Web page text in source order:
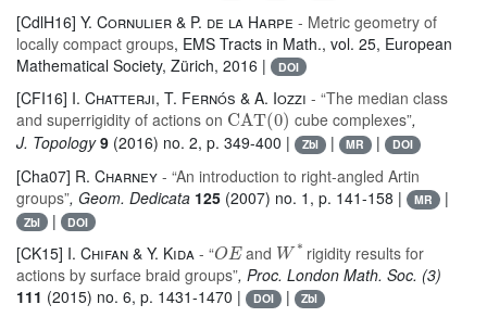
[CdlH16] Y. Cornulier & P. de la Harpe - Metric geometry of
locally compact groups, EMS Tracts in Math., vol. 25, European
Mathematical Society, Zürich, 2016 |
DOI
[CFI16] I. Chatterji, T. Fernós & A. Iozzi - “The median class
and superrigidity of actions on CAT(0) cube complexes”,
J. Topology9 (2016) no. 2, p. 349-400 | Zbl | MR | DOI
[Cha07] R. Charney - “An introduction to right-angled Artin
groups”, Geom. Dedicata 125 (2007) no. 1, p. 141-158 | MR |
Zbl | DOI
[CK15] I. Chifan & Y. Kida - “ O Eand W* rigidity results for
actions by surface braid groups”, Proc. London Math. Soc. (3)
111 (2015) no. 6, p. 1431-1470 | DOI | Zbl